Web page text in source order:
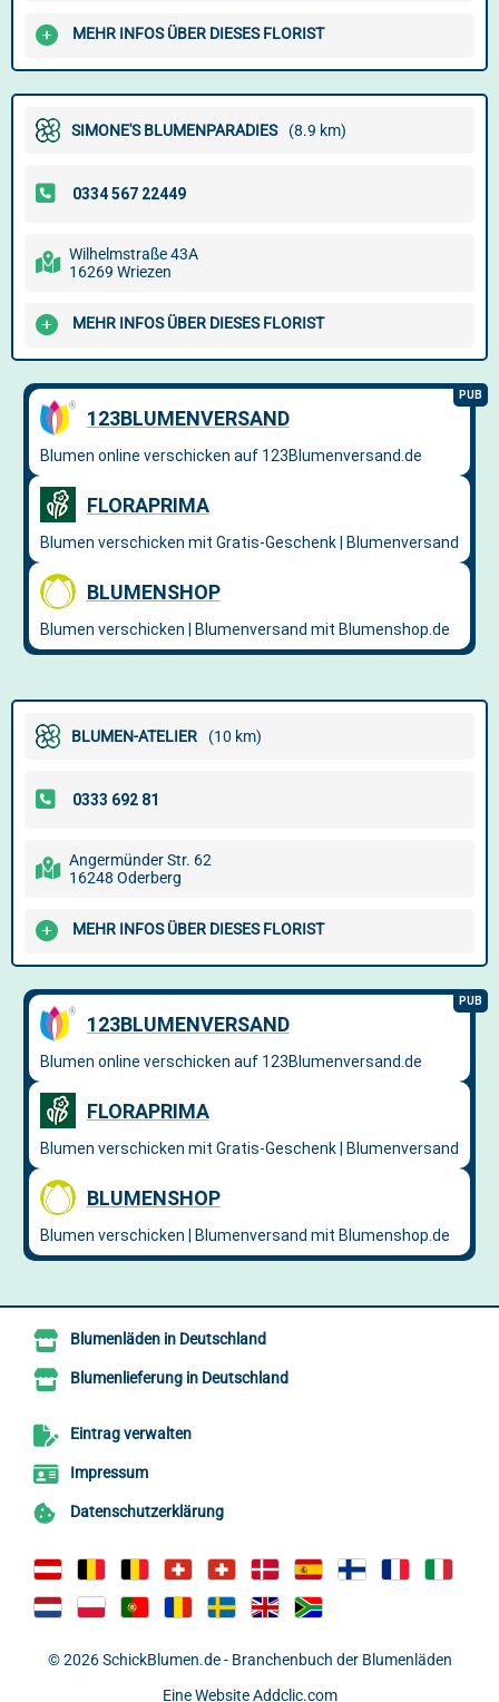
MEHR INFOS ÜBER DIESES FLORIST
SIMONE'S BLUMENPARADIES (8.9 km)
Wilhelmstraße 43A
16269 Wriezen
MEHR INFOS ÜBER DIESES FLORIST
BLUMEN-ATELIER (10 km)
Angermünder Str. 62
16248 Oderberg
MEHR INFOS ÜBER DIESES FLORIST
Blumenläden in Deutschland
Blumenlieferung in Deutschland
Eintrag verwalten
Impressum
Datenschutzerklärung
© 2026 SchickBlumen.de - Branchenbuch der Blumenläden
Eine Website Addclic.com